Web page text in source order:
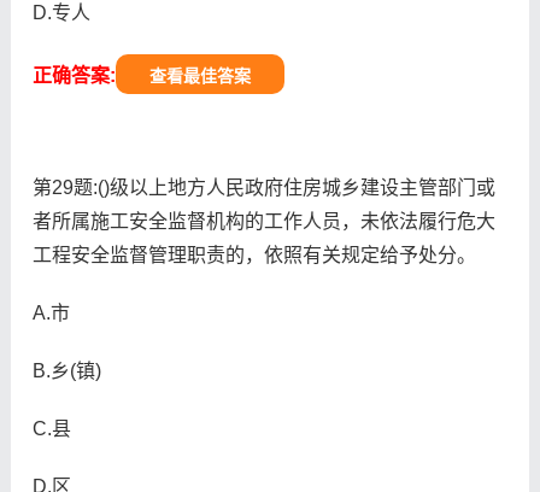
D.专人
正确答案: 查看最佳答案
第29题:()级以上地方人民政府住房城乡建设主管部门或
者所属施工安全监督机构的工作人员，未依法履行危大
工程安全监督管理职责的，依照有关规定给予处分。
A.市
B.乡(镇)
C.县
D.区